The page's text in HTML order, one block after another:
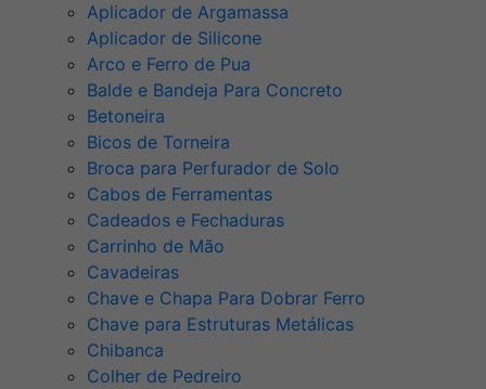
Aplicador de Argamassa
Aplicador de Silicone
Arco e Ferro de Pua
Balde e Bandeja Para Concreto
Betoneira
Bicos de Torneira
Broca para Perfurador de Solo
Cabos de Ferramentas
Cadeados e Fechaduras
Carrinho de Mão
Cavadeiras
Chave e Chapa Para Dobrar Ferro
Chave para Estruturas Metálicas
Chibanca
Colher de Pedreiro